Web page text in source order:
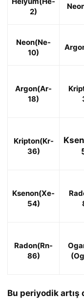
2)
Neon(Ne-
10)
Argon(Ar-
18)
Kripton(Kr-
36)
Ksenon(Xe-
54)
Radon(Rn-
86)
Bu periyodik artış